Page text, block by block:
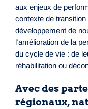
aux enjeux de
contexte de
développement de
l’amélioration de la
du cycle de vie : de
réhabilitation ou
Avec des
régionaux,